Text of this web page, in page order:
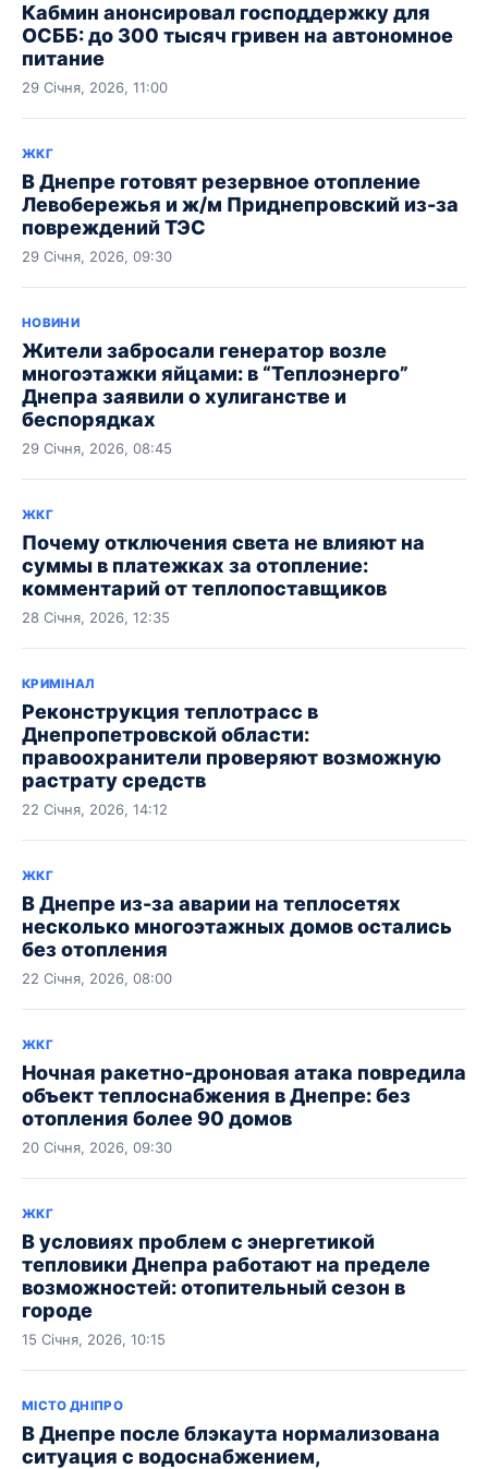
Кабмин анонсировал господдержку для
ОСББ: до 300 тысяч гривен на автономное
питание
29 Січня, 2026, 11:00
ЖКГ
В Днепре готовят резервное отопление
Левобережья и ж/м Приднепровский из-за
повреждений ТЭС
29 Січня, 2026, 09:30
НОВИНИ
Жители забросали генератор возле
многоэтажки яйцами: в “Теплоэнерго”
Днепра заявили о хулиганстве и
беспорядках
29 Січня, 2026, 08:45
ЖКГ
Почему отключения света не влияют на
суммы в платежках за отопление:
комментарий от теплопоставщиков
28 Січня, 2026, 12:35
КРИМІНАЛ
Реконструкция теплотрасс в
Днепропетровской области:
правоохранители проверяют возможную
растрату средств
22 Січня, 2026, 14:12
ЖКГ
В Днепре из-за аварии на теплосетях
несколько многоэтажных домов остались
без отопления
22 Січня, 2026, 08:00
ЖКГ
Ночная ракетно-дроновая атака повредила
объект теплоснабжения в Днепре: без
отопления более 90 домов
20 Січня, 2026, 09:30
ЖКГ
В условиях проблем с энергетикой
тепловики Днепра работают на пределе
возможностей: отопительный сезон в
городе
15 Січня, 2026, 10:15
МІСТО ДНІПРО
В Днепре после блэкаута нормализована
ситуация с водоснабжением,